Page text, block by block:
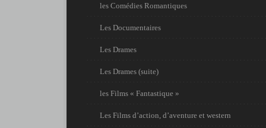
les Comédies Romantiques
Les Documentaires
Les Drames
Les Drames (suite)
les Films « Fantastique »
Les Films d’action, d’aventure et western